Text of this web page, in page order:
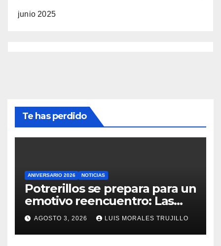
junio 2025
Te has perdido
ANIVERSARIO 2026 NOTICIAS
Potrerillos se prepara para un
emotivo reencuentro: Las
comunidades potrerillanas
celebran 108 años de historia
y memoria
AGOSTO 3, 2026 LUIS MORALES TRUJILLO